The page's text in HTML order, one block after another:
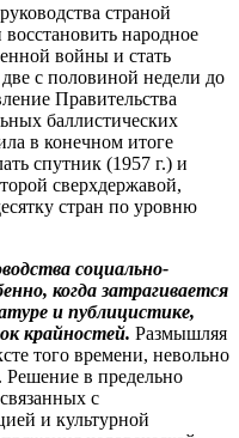
страной
народное
войны и стать
с половиной недели до
Правительства
баллистических
в конечном итоге
спутник (1957 г.) и
сверхдержавой,
стран по уровню
социально-
когда затрагивается
и публицистике,
крайностей. Размышляя
того времени, невольно
в предельно
с
и культурной